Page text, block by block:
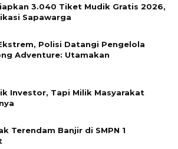
3.040 Tiket Mudik Gratis 2026,
Sapawarga
Polisi Datangi Pengelola
Adventure: Utamakan
Investor, Tapi Milik Masyarakat
Terendam Banjir di SMPN 1